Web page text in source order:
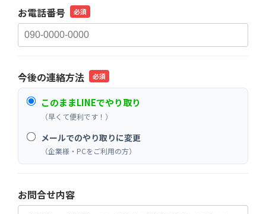
お電話番号 必須
今後の連絡方法 必須
このままLINEでやり取り
（早くて便利です！）
メールでのやり取りに変更
（企業様・PCをご利用の方）
お問合せ内容